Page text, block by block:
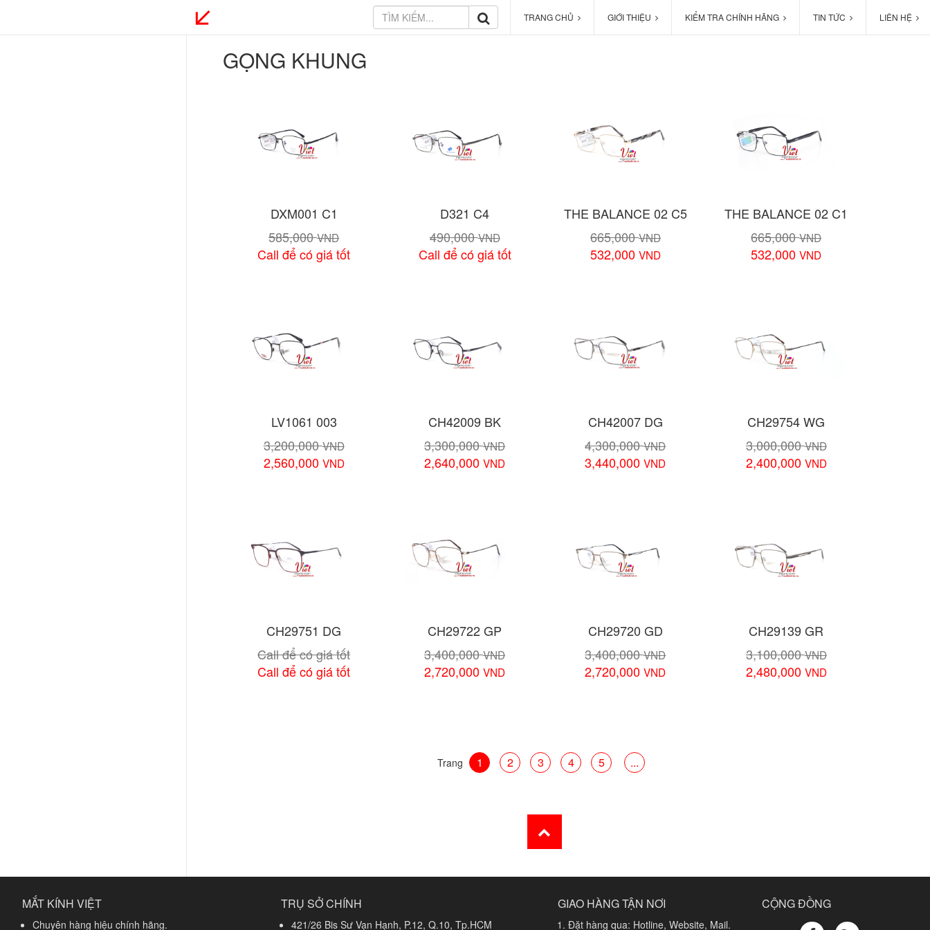
TRANG CHỦ GIỚI THIỆU KIỂM TRA CHÍNH HÃNG TIN TỨC LIÊN HỆ
GỌNG KHUNG
DXM001 C1
585,000VND
Call để có giá tốt
D321 C4
490,000VND
Call để có giá tốt
THE BALANCE 02 C5
665,000VND
532,000 VND
THE BALANCE 02 C1
665,000VND
532,000VND
LV1061 003
3,200,000VND
2,560,000 VND
CH42009 BK
3,300,000VND
2,640,000VND
CH42007 DG
4,300,000VND
3,440,000VND
CH29754 WG
3,000,000VND
2,400,000 VND
CH29751 DG
Call để có giá tốt
Call để có giá tốt
CH29722 GP
3,400,000VND
2,720,000VND
CH29720 GD
3,400,000VND
2,720,000VND
CH29139 GR
3,100,000VND
2,480,000 VND
Trang 1 2 3 4 5 ...
MẮT KÍNH VIỆT
Chuyên hàng hiệu chính hãng.
TRỤ SỞ CHÍNH
421/26 Bis Sư Vạn Hạnh, P.12, Q.10, Tp.HCM
GIAO HÀNG TẬN NƠI
Đặt hàng qua: Hotline, Website, Mail.
CỘNG ĐỒNG